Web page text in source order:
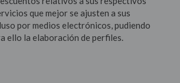
que mejor se ajusten a sus
por medios electrónicos, pudiendo
ello la elaboración de perfiles.